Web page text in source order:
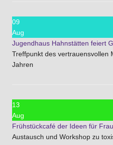
09
Aug
Jugendhaus Hahnstätten feiert
Treffpunkt des vertrauensvollen
Jahren
13
Aug
Frühstückcafé der Ideen für
Austausch und Workshop zu